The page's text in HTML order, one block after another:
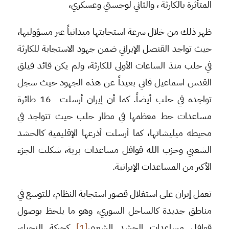
المتأثرة بالكارثة ، والثاني لوجستي وعسكري،
ظهر ذلك من خلال سرعة استجابتها ميدانياً عبر مسؤوليها،
حيث تواجد القنصل الإيراني ضمن جهود الاستجابة للكارثة
في حلب منذ الساعات الأولى للكارثة، ولم يكن قائد فيلق
القدس اسماعيل قاني بعيداً عن هذه الجهود حيث سجل
تواجده في حلب أيضاً. كما أن إيران أرسلت 16 طائرة
مساعدات حط معظمها في مطار حلب حيث تتواجد في
محيطه ميليشاتها، كما أرسلت أذرعها الإقليمية كالحشد
الشعبي وحزب الله قوافل مساعدات برية، شكلت الجزء
الأكبر من المساعدات الإيرانية.
تعمل إيران على استغلال قصور استجابة النظام، للتوسع في
مناطق جديدة كالساحل السوري، وهو ما يلحظ بوصول